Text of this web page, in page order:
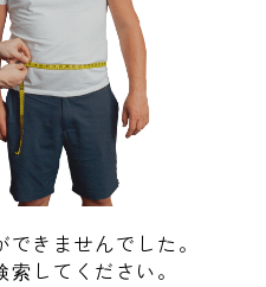
きませんでした。
してください。